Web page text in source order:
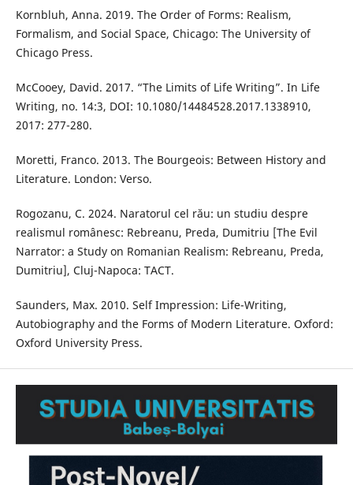
Kornbluh, Anna. 2019. The Order of Forms: Realism,
Formalism, and Social Space, Chicago: The University of
Chicago Press.
McCooey, David. 2017. “The Limits of Life Writing”. In Life
Writing, no. 14:3, DOI: 10.1080/14484528.2017.1338910,
2017: 277-280.
Moretti, Franco. 2013. The Bourgeois: Between History and
Literature. London: Verso.
Rogozanu, C. 2024. Naratorul cel rău: un studiu despre
realismul românesc: Rebreanu, Preda, Dumitriu [The Evil
Narrator: a Study on Romanian Realism: Rebreanu, Preda,
Dumitriu], Cluj-Napoca: TACT.
Saunders, Max. 2010. Self Impression: Life-Writing,
Autobiography and the Forms of Modern Literature. Oxford:
Oxford University Press.